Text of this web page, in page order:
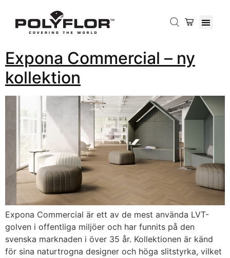
Expona Commercial – ny
kollektion
Expona Commercial är ett av de mest använda LVT-
golven i offentliga miljöer och har funnits på den
svenska marknaden i över 35 år. Kollektionen är känd
för sina naturtrogna designer och höga slitstyrka, vilket